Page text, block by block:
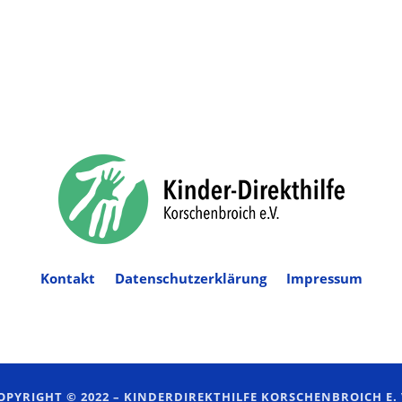
Kontakt Datenschutzerklärung Impressum
© 2022 – KINDERDIREKTHILFE KORSCHENBROICH E.